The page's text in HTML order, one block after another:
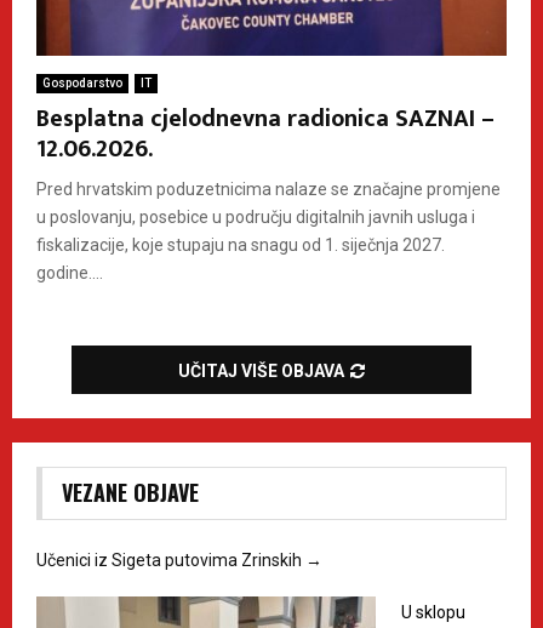
Gospodarstvo IT
Besplatna cjelodnevna radionica SAZNAI –
12.06.2026.
Pred hrvatskim poduzetnicima nalaze se značajne promjene
u poslovanju, posebice u području digitalnih javnih usluga i
fiskalizacije, koje stupaju na snagu od 1. siječnja 2027.
godine....
UČITAJ VIŠE OBJAVA
VEZANE OBJAVE
Učenici iz Sigeta putovima Zrinskih →
U sklopu